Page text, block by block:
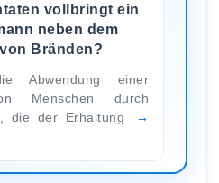
vollbringt ein
neben dem
Bränden?
Abwendung einer
Menschen durch
die der Erhaltung